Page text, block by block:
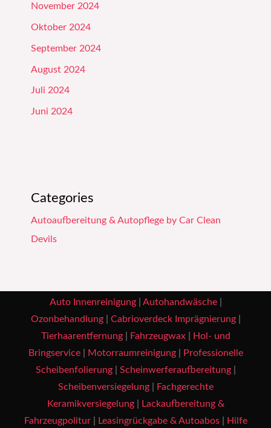
November 2024
Oktober 2024
September 2024
August 2024
Juli 2024
Juni 2024
Categories
Autoaufbereitung & Autopflege by Car Clean
Devils
Auto Innenreinigung| Autohandwäsche|
Ozonbehandlung| Cabrioverdeck Imprägnierung|
Tierhaarentfernung| Fahrzeugwax|
Hol- und
Bringservice| Motorraumreinigung|
Professionelle
Scheibenfolierung| Scheinwerferaufbereitung|
Scheibenversiegelung|
Fachgerechte
Keramikversiegelung|
Lackaufbereitung &
Fahrzeugpolitur| Leasingrückgabe & Autoabos| Hilfe